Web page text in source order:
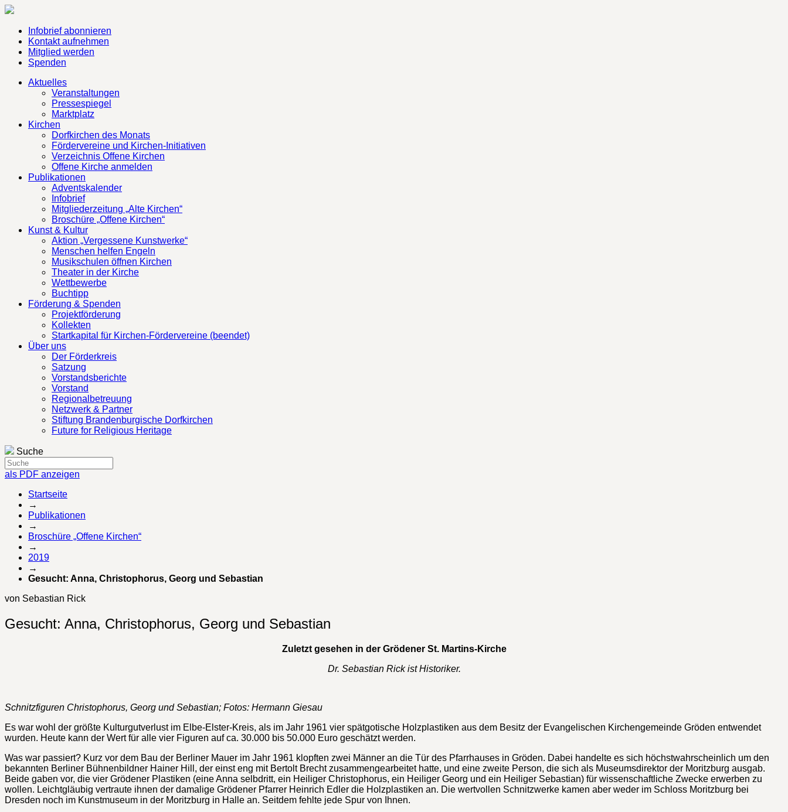
Infobrief abonnieren
Kontakt aufnehmen
Mitglied werden
Spenden
Aktuelles
Veranstaltungen
Pressespiegel
Marktplatz
Kirchen
Dorfkirchen des Monats
Fördervereine und Kirchen-Initiativen
Verzeichnis Offene Kirchen
Offene Kirche anmelden
Publikationen
Adventskalender
Infobrief
Mitgliederzeitung „Alte Kirchen“
Broschüre „Offene Kirchen“
Kunst & Kultur
Aktion „Vergessene Kunstwerke“
Menschen helfen Engeln
Musikschulen öffnen Kirchen
Theater in der Kirche
Wettbewerbe
Buchtipp
Förderung & Spenden
Projektförderung
Kollekten
Startkapital für Kirchen-Fördervereine (beendet)
Über uns
Der Förderkreis
Satzung
Vorstandsberichte
Vorstand
Regionalbetreuung
Netzwerk & Partner
Stiftung Brandenburgische Dorfkirchen
Future for Religious Heritage
Suche
als PDF anzeigen
Startseite
→
Publikationen
→
Broschüre „Offene Kirchen“
→
2019
→
Gesucht: Anna, Christophorus, Georg und Sebastian
von Sebastian Rick
Gesucht: Anna, Christophorus, Georg und Sebastian
Zuletzt gesehen in der Grödener St. Martins-Kirche
Dr. Sebastian Rick ist Historiker.
Schnitzfiguren Christophorus, Georg und Sebastian; Fotos: Hermann Giesau
Es war wohl der größte Kulturgutverlust im Elbe-Elster-Kreis, als im Jahr 1961 vier spätgotische Holzplastiken aus dem Besitz der Evangelischen Kirchengemeinde Gröden entwendet
wurden. Heute kann der Wert für alle vier Figuren auf ca. 30.000 bis 50.000 Euro geschätzt werden.
Was war passiert? Kurz vor dem Bau der Berliner Mauer im Jahr 1961 klopften zwei Männer an die Tür des Pfarrhauses in Gröden. Dabei handelte es sich höchstwahrscheinlich um den
bekannten Berliner Bühnenbildner Hainer Hill, der einst eng mit Bertolt Brecht zusammengearbeitet hatte, und eine zweite Person, die sich als Museumsdirektor der Moritzburg ausgab.
Beide gaben vor, die vier Grödener Plastiken (eine Anna selbdritt, ein Heiliger Christophorus, ein Heiliger Georg und ein Heiliger Sebastian) für wissenschaftliche Zwecke erwerben zu
wollen. Leichtgläubig vertraute ihnen der damalige Grödener Pfarrer Heinrich Edler die Holzplastiken an. Die wertvollen Schnitzwerke kamen aber weder im Schloss Moritzburg bei
Dresden noch im Kunstmuseum in der Moritzburg in Halle an. Seitdem fehlte jede Spur von Ihnen.